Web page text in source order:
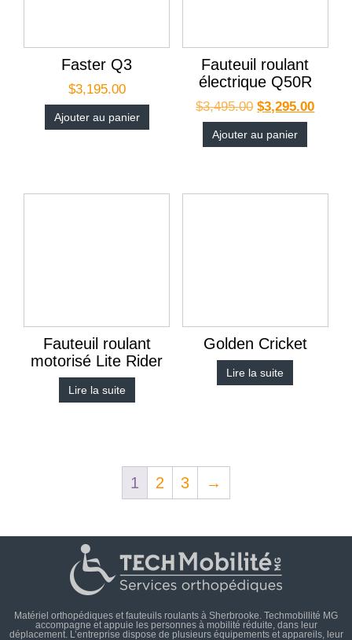
Faster Q3
$3,195.00
Ajouter au panier
Fauteuil roulant
électrique Q50R
$3,495.00 $3,295.00
Ajouter au panier
Fauteuil roulant
motorisé Lite Rider
Lire la suite
Golden Cricket
Lire la suite
1 2 3 →
Matériel orthopédiques et fauteuils roulants à Sherbrooke. Techmobillité MG
accompagne et appuie les personnes à mobilité réduite, dans leur
déplacement. L’entreprise dispose de plusieurs équipements et appareils, leur